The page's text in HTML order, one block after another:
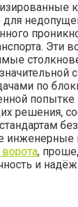
для
Эти
по
решения,
инженерные
,
и